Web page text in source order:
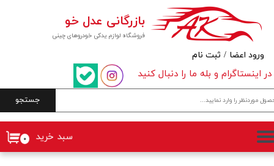
فروشگاه لوازم یدکی خودروهای چینی
بازرگانی عدل خو
جستجو
۰ سبد خرید
در اینستاگرام و بله ما را دنبال کنید
ورود اعضا / ثبت نام
حساب کاربری من
تغییر گذر واژه
سفارشات
خروج از حساب کاربری